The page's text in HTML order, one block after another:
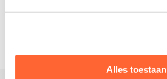
Alles toestaan